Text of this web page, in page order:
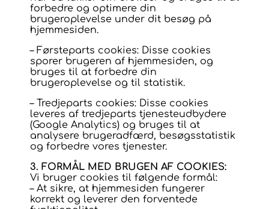
forbedre og optimere din
brugeroplevelse under dit besøg på
hjemmesiden.
– Førsteparts cookies: Disse cookies
sporer brugeren af hjemmesiden, og
bruges til at forbedre din
brugeroplevelse og til statistik.
– Tredjeparts cookies: Disse cookies
leveres af tredjeparts tjenesteudbydere
(Google Analytics) og bruges til at
analysere brugeradfærd, besøgsstatistik
og forbedre vores tjenester.
3. FORMÅL MED BRUGEN AF COOKIES:
Vi bruger cookies til følgende formål:
– At sikre, at hjemmesiden fungerer
korrekt og leverer den forventede